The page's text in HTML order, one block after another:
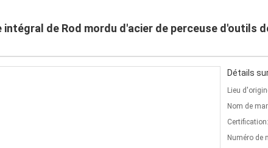
de Rod mordu d'acier de perceuse d'outils
Détails
Lieu
Nom de
Certification:
Numéro de